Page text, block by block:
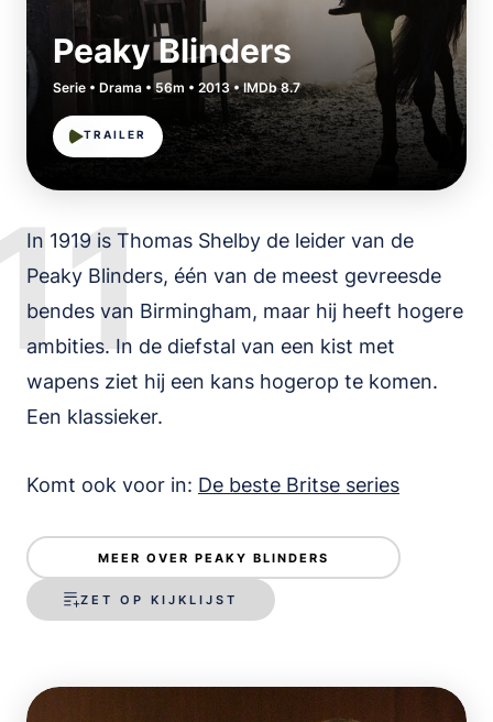
Peaky Blinders
Serie • Drama • 56m • 2013 • IMDb 8.7
TRAILER
In 1919 is Thomas Shelby de leider van de
Peaky Blinders, één van de meest gevreesde
bendes van Birmingham, maar hij heeft hogere
ambities. In de diefstal van een kist met
wapens ziet hij een kans hogerop te komen.
Een klassieker.
Komt ook voor in: De beste Britse series
MEER OVER PEAKY BLINDERS
ZET OP KIJKLIJST